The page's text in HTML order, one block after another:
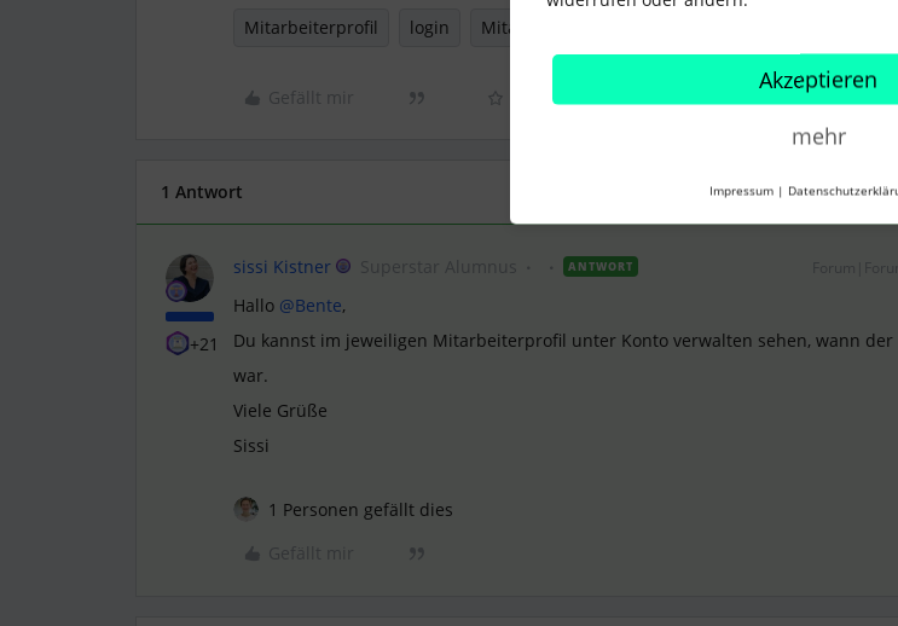
Mitarbeiterprofil login Mitarbeiterliste
Gefällt mir
1 Antwort
+21
sissi Kistner ANTWORT
Hallo @Bente,
Du kannst im jeweiligen Mitarbeiterprofil unter Konto verwalten sehen, wann der
war.
Viele Grüße
Sissi
1 Personen gefällt dies
Akzeptieren
mehr
Impressum |